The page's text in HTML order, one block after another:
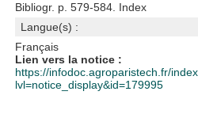
Bibliogr. p. 579-584. Index
Langue(s) :
Français
Lien vers la notice :
https://infodoc.agroparistech.fr/
lvl=notice_display&id=179995